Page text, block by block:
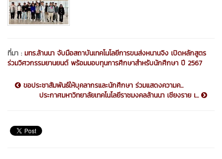
ที่มา : มทร.ล้านนา จับมือสถาบันเทคโนโลยีการขนส่งหนานจิง เปิดหลักสูตร
ร่วมวิศวกรรมยานยนต์ พร้อมมอบทุนการศึกษาสำหรับนักศึกษา ปี 2567
ขอประชาสัมพันธ์ให้บุคลากรและนักศึกษา ร่วมแสดงความค...
ประกาศมหาวิทยาลัยเทคโนโลยีราชมงคลล้านนา เชียงราย เ...